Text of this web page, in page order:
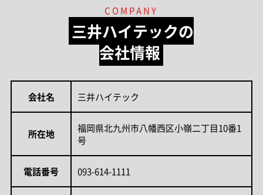
COMPANY
三井ハイテックの
会社情報
会社名 三井ハイテック
所在地
福岡県北九州市八幡西区小嶺二丁目10番1
号
電話番号 093-614-1111